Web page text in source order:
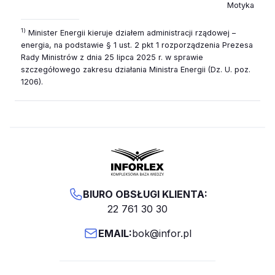
Motyka
1) Minister Energii kieruje działem administracji rządowej –
energia, na podstawie § 1 ust. 2 pkt 1 rozporządzenia Prezesa
Rady Ministrów z dnia 25 lipca 2025 r. w sprawie
szczegółowego zakresu działania Ministra Energii (Dz. U. poz.
1206).
BIURO OBSŁUGI KLIENTA:
22 761 30 30
EMAIL:bok@infor.pl